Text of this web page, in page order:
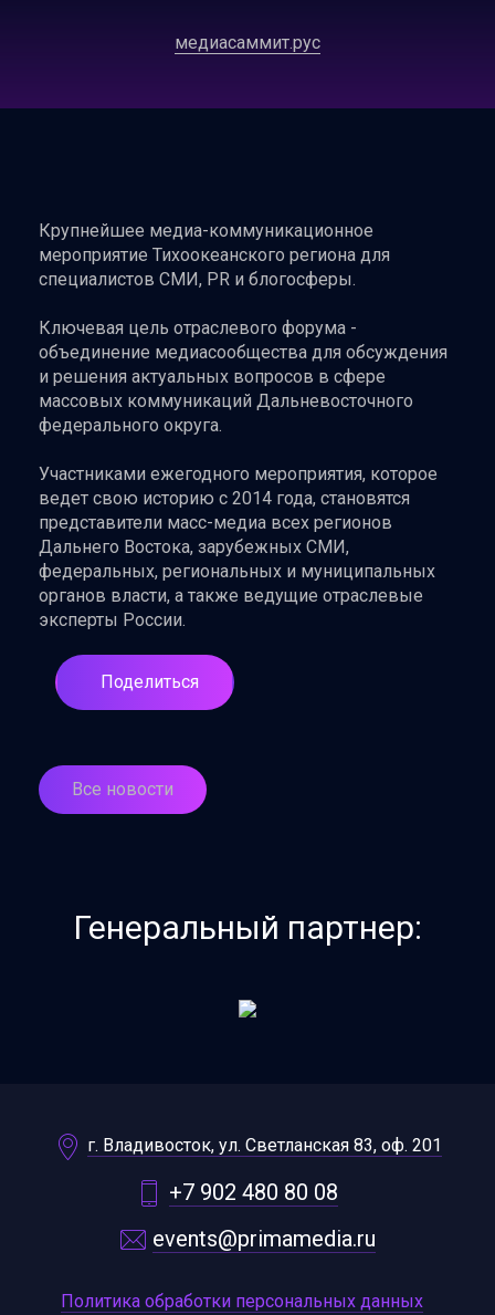
медиасаммит.рус
Крупнейшее медиа-коммуникационное
мероприятие Тихоокеанского региона для
специалистов СМИ, PR и блогосферы.
Ключевая цель отраслевого форума -
объединение медиасообщества для обсуждения
и решения актуальных вопросов в сфере
массовых коммуникаций Дальневосточного
федерального округа.
Участниками ежегодного мероприятия, которое
ведет свою историю с 2014 года, становятся
представители масс-медиа всех регионов
Дальнего Востока, зарубежных СМИ,
федеральных, региональных и муниципальных
органов власти, а также ведущие отраслевые
эксперты России.
Поделиться
Все новости
Генеральный партнер:
г. Владивосток, ул. Светланская 83, оф. 201
+7 902 480 80 08
events@primamedia.ru
Политика обработки персональных данных